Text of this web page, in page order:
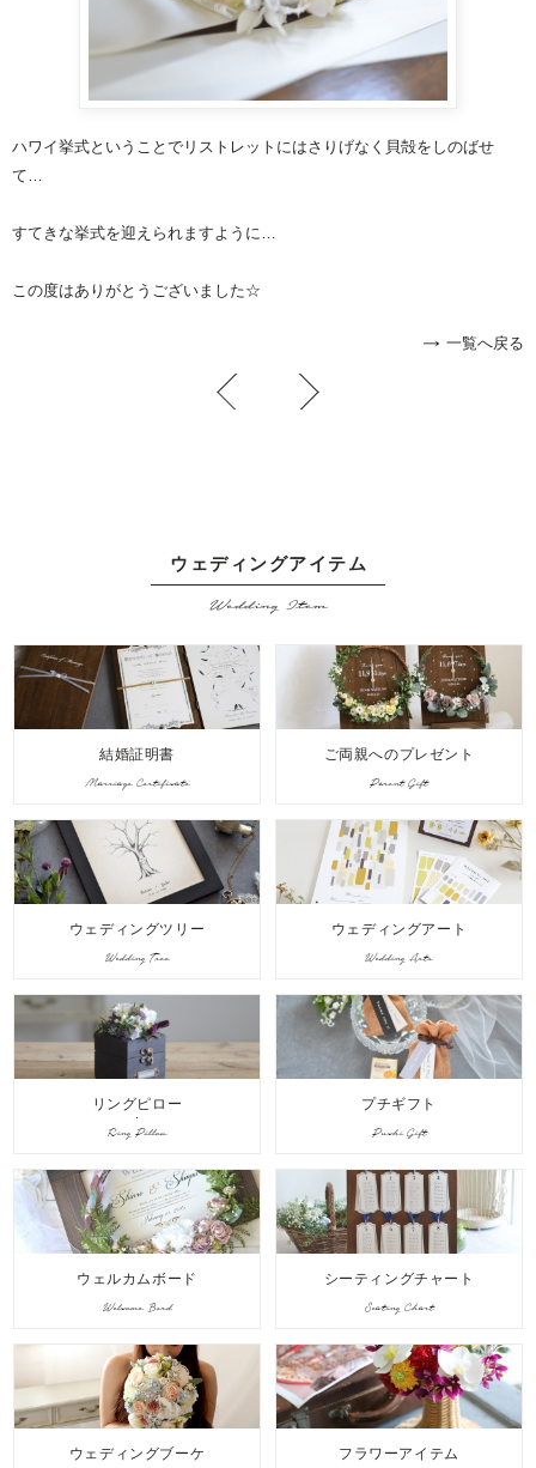
ハワイ挙式ということで リストレット にはさりげなく貝殻をしのばせ
て…
すてきな挙式を迎えられますように…
この度はありがとうございました☆
一覧へ戻る
ウェディングアイテム
Wedding Item
結婚証明書
Marriage Certificate
ご両親へのプレゼント
Parent Gift
ウェディングツリー
Wedding Tree
ウェディングアート
Wedding Arts
リングピロー
Ring Pillow
プチギフト
Puchi Gift
ウェルカムボード
Welcome Bord
シーティングチャート
Seating Chart
ウェディングブーケ フラワーアイテム